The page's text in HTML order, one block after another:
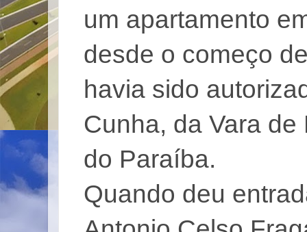
um apartamento
desde o começo
havia sido
Cunha, da Vara
do Paraíba.
Quando deu